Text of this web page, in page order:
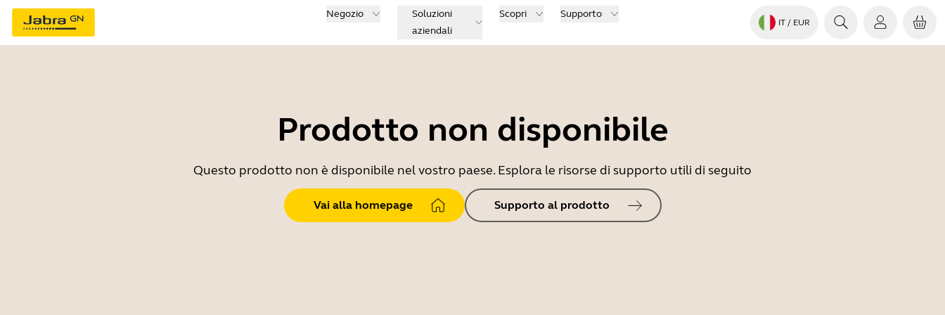
Negozio
Soluzioni
aziendali
Scopri Supporto
IT / EUR
Prodotto non disponibile
Questo prodotto non è disponibile nel vostro paese. Esplora le risorse di supporto utili di seguito
Vai alla homepage Supporto al prodotto